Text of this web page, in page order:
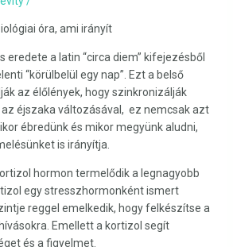
óra, ami irányít
eredete a latin “circa diem” kifejezésből
“körülbelül egy nap”. Ezt a belső
az élőlények, hogy szinkronizálják
éjszaka változásával, ez nemcsak azt
ébredünk és mikor megyünk aludni,
is irányítja.
hormon termelődik a legnagyobb
egy stresszhormonként ismert
reggel emelkedik, hogy felkészítse a
Emellett a kortizol segít
és a figyelmet.